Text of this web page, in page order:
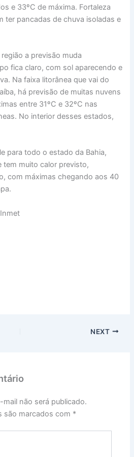
e 33ºC de máxima. Fortaleza
ter pancadas de chuva isoladas e
a previsão muda
fica claro, com sol aparecendo e
Na faixa litorânea que vai do
há previsão de muitas nuvens
entre 31ºC e 32ºC nas
No interior desses estados,
para todo o estado da Bahia,
tem muito calor previsto,
com máximas chegando aos 40
NEXT
mail não será publicado.
são marcados com *